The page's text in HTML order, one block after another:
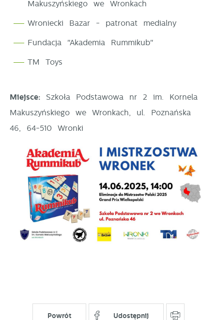
Makuszyńskiego we Wronkach
Wroniecki Bazar - patronat medialny
Fundacja "Akademia Rummikub"
TM Toys
Miejsce: Szkoła Podstawowa nr 2 im. Kornela
Makuszyńskiego we Wronkach, ul. Poznańska
46, 64-510 Wronki
Powrót Udostępnij